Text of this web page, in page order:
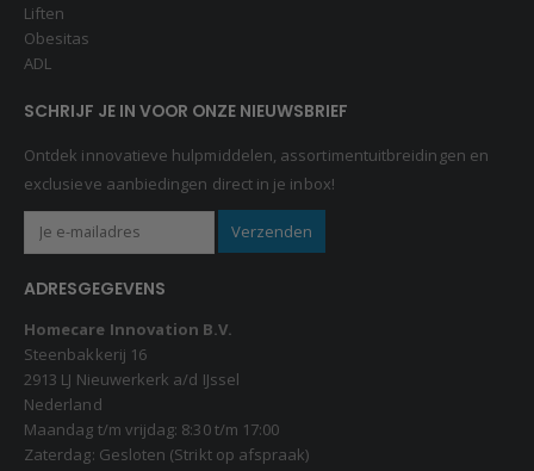
Liften
Obesitas
ADL
SCHRIJF JE IN VOOR ONZE NIEUWSBRIEF
Ontdek innovatieve hulpmiddelen, assortimentuitbreidingen en
exclusieve aanbiedingen direct in je inbox!
ADRESGEGEVENS
Homecare Innovation B.V.
Steenbakkerij 16
2913 LJ Nieuwerkerk a/d IJssel
Nederland
Maandag t/m vrijdag: 8:30 t/m 17:00
Zaterdag: Gesloten (Strikt op afspraak)